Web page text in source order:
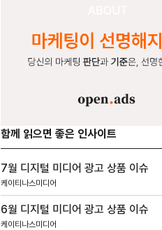
함께 읽으면 좋은 인사이트
7월 디지털 미디어 광고 상품 이슈
케이티나스미디어
6월 디지털 미디어 광고 상품 이슈
케이티나스미디어